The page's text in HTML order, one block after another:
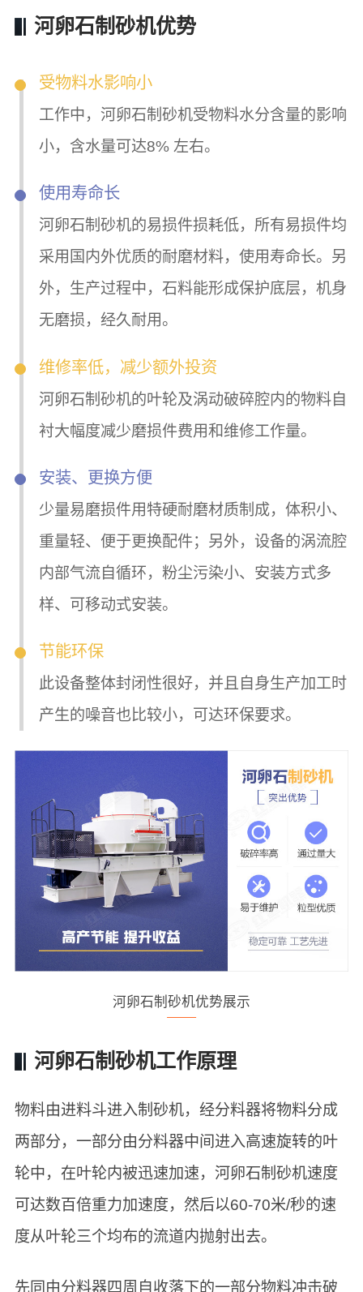
河卵石制砂机优势
受物料水影响小
工作中，河卵石制砂机受物料水分含量的影响
小，含水量可达8% 左右。
使用寿命长
河卵石制砂机的易损件损耗低，所有易损件均
采用国内外优质的耐磨材料，使用寿命长。另
外，生产过程中，石料能形成保护底层，机身
无磨损，经久耐用。
维修率低，减少额外投资
河卵石制砂机的叶轮及涡动破碎腔内的物料自
衬大幅度减少磨损件费用和维修工作量。
安装、更换方便
少量易磨损件用特硬耐磨材质制成，体积小、
重量轻、便于更换配件；另外，设备的涡流腔
内部气流自循环，粉尘污染小、安装方式多
样、可移动式安装。
节能环保
此设备整体封闭性很好，并且自身生产加工时
产生的噪音也比较小，可达环保要求。
河卵石制砂机优势展示
河卵石制砂机工作原理
物料由进料斗进入制砂机，经分料器将物料分成
两部分，一部分由分料器中间进入高速旋转的叶
轮中，在叶轮内被迅速加速，河卵石制砂机速度
可达数百倍重力加速度，然后以60-70米/秒的速
度从叶轮三个均布的流道内抛射出去。
先同由分料器四周自收落下的一部分物料冲击破